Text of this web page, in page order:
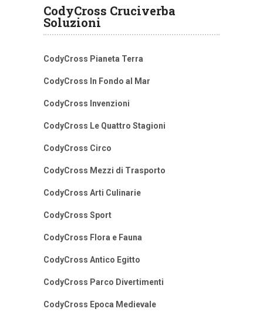
CodyCross Cruciverba
Soluzioni
CodyCross Pianeta Terra
CodyCross In Fondo al Mar
CodyCross Invenzioni
CodyCross Le Quattro Stagioni
CodyCross Circo
CodyCross Mezzi di Trasporto
CodyCross Arti Culinarie
CodyCross Sport
CodyCross Flora e Fauna
CodyCross Antico Egitto
CodyCross Parco Divertimenti
CodyCross Epoca Medievale